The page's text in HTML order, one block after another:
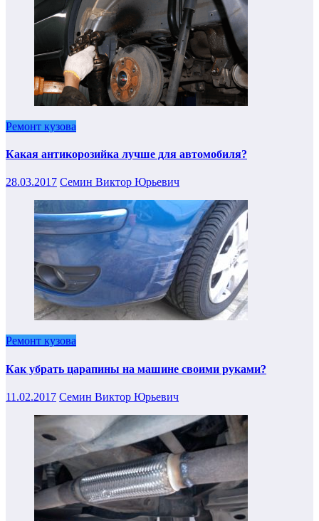
Ремонт кузова
Какая антикорозийка лучше для автомобиля?
28.03.2017 Семин Виктор Юрьевич
Ремонт кузова
Как убрать царапины на машине своими руками?
11.02.2017 Семин Виктор Юрьевич